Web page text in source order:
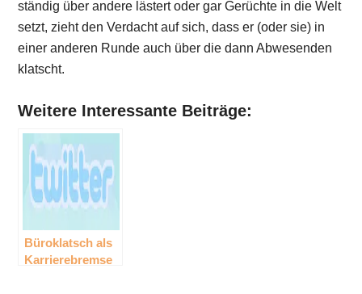
ständig über andere lästert oder gar Gerüchte in die Welt
setzt, zieht den Verdacht auf sich, dass er (oder sie) in
einer anderen Runde auch über die dann Abwesenden
klatscht.
Weitere Interessante Beiträge:
Büroklatsch als
Karrierebremse